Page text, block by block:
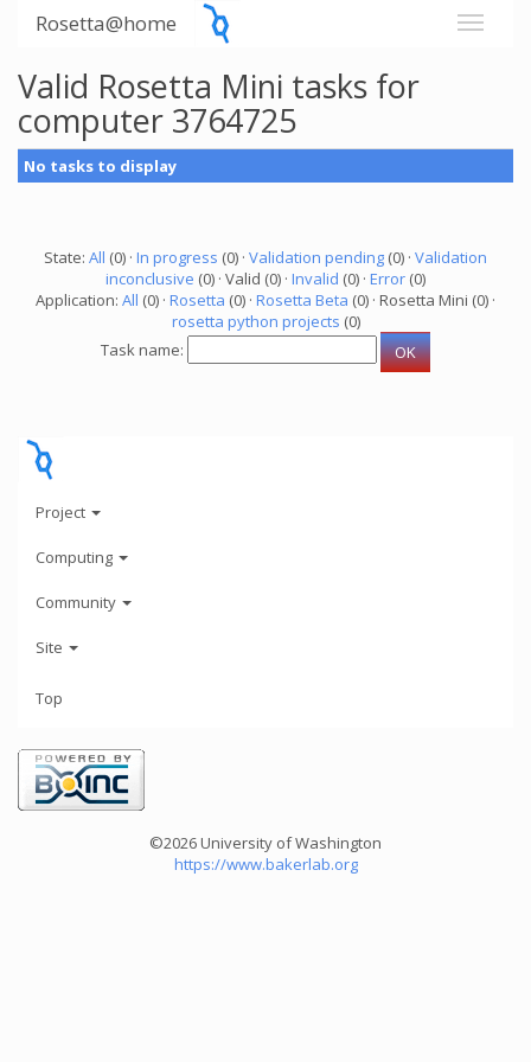
Rosetta@home
Valid Rosetta Mini tasks for
computer 3764725
No tasks to display
State: All (0) · In progress (0) · Validation pending (0) · Validation
inconclusive (0) · Valid (0) · Invalid (0) · Error (0)
Application: All (0) · Rosetta (0) · Rosetta Beta (0) · Rosetta Mini (0) ·
rosetta python projects (0)
Task name:
Project
Computing
Community
Site
Top
©2026 University of Washington
https://www.bakerlab.org